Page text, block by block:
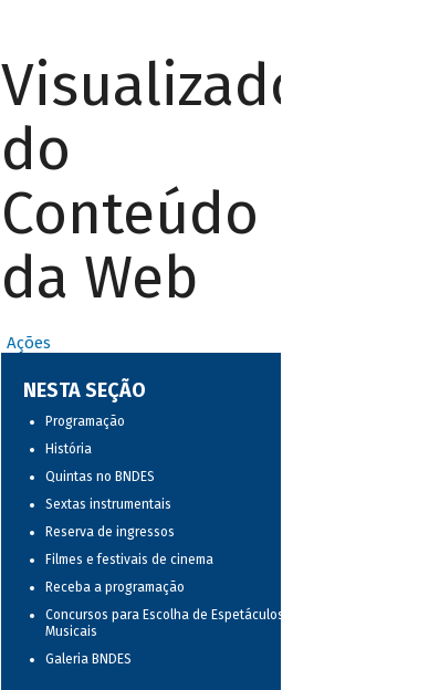
Visualizador
do
Conteúdo
da Web
Ações
NESTA SEÇÃO
Programação
História
Quintas no BNDES
Sextas instrumentais
Reserva de ingressos
Filmes e festivais de cinema
Receba a programação
Concursos para Escolha de Espetáculos
Musicais
Galeria BNDES